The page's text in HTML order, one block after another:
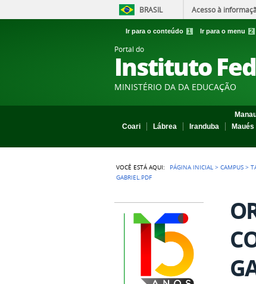
BRASIL Acesso à
Ir para o conteúdo 1 Ir para o menu 2
Portal do
Instituto
MINISTÉRIO DA DA EDUCAÇÃO
Coari
Lábrea Iranduba Maués
VOCÊ ESTÁ AQUI: PÁGINA INICIAL >CAMPUS >
GABRIEL.PDF